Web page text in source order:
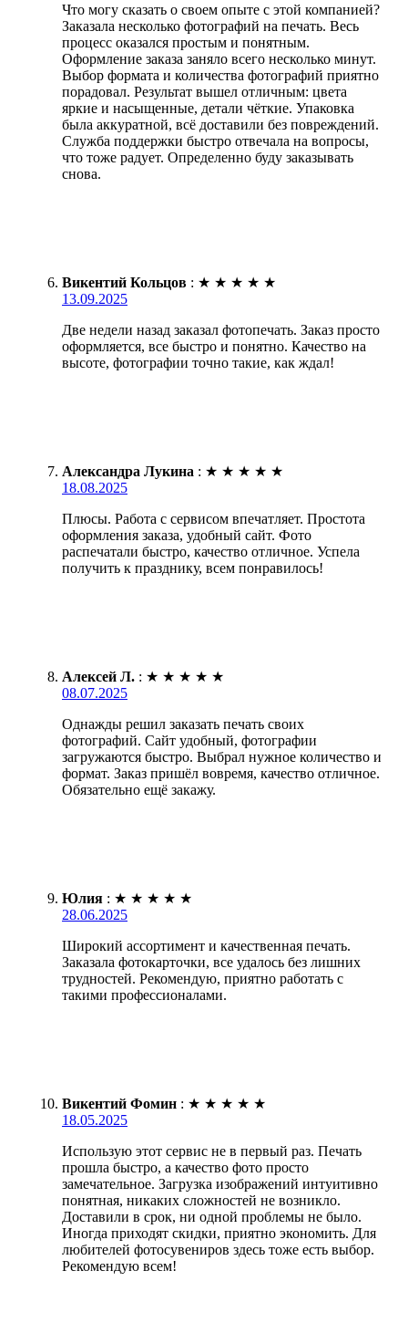
Что могу сказать о своем опыте с этой компанией?
Заказала несколько фотографий на печать. Весь
процесс оказался простым и понятным.
Оформление заказа заняло всего несколько минут.
Выбор формата и количества фотографий приятно
порадовал. Результат вышел отличным: цвета
яркие и насыщенные, детали чёткие. Упаковка
была аккуратной, всё доставили без повреждений.
Служба поддержки быстро отвечала на вопросы,
что тоже радует. Определенно буду заказывать
снова.
Викентий Кольцов : ★ ★ ★ ★ ★
13.09.2025
Две недели назад заказал фотопечать. Заказ просто
оформляется, все быстро и понятно. Качество на
высоте, фотографии точно такие, как ждал!
Александра Лукина : ★ ★ ★ ★ ★
18.08.2025
Плюсы. Работа с сервисом впечатляет. Простота
оформления заказа, удобный сайт. Фото
распечатали быстро, качество отличное. Успела
получить к празднику, всем понравилось!
Алексей Л. : ★ ★ ★ ★ ★
08.07.2025
Однажды решил заказать печать своих
фотографий. Сайт удобный, фотографии
загружаются быстро. Выбрал нужное количество и
формат. Заказ пришёл вовремя, качество отличное.
Обязательно ещё закажу.
Юлия : ★ ★ ★ ★ ★
28.06.2025
Широкий ассортимент и качественная печать.
Заказала фотокарточки, все удалось без лишних
трудностей. Рекомендую, приятно работать с
такими профессионалами.
Викентий Фомин : ★ ★ ★ ★ ★
18.05.2025
Использую этот сервис не в первый раз. Печать
прошла быстро, а качество фото просто
замечательное. Загрузка изображений интуитивно
понятная, никаких сложностей не возникло.
Доставили в срок, ни одной проблемы не было.
Иногда приходят скидки, приятно экономить. Для
любителей фотосувениров здесь тоже есть выбор.
Рекомендую всем!